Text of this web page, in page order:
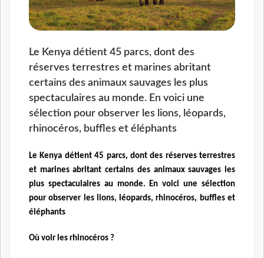
Le Kenya détient 45 parcs, dont des
réserves terrestres et marines abritant
certains des animaux sauvages les plus
spectaculaires au monde. En voici une
sélection pour observer les lions, léopards,
rhinocéros, buffles et éléphants
Le Kenya détient 45 parcs, dont des réserves terrestres
et marines abritant certains des animaux sauvages les
plus spectaculaires au monde. En voici une sélection
pour observer les lions, léopards, rhinocéros, buffles et
éléphants
Où voir les rhinocéros ?